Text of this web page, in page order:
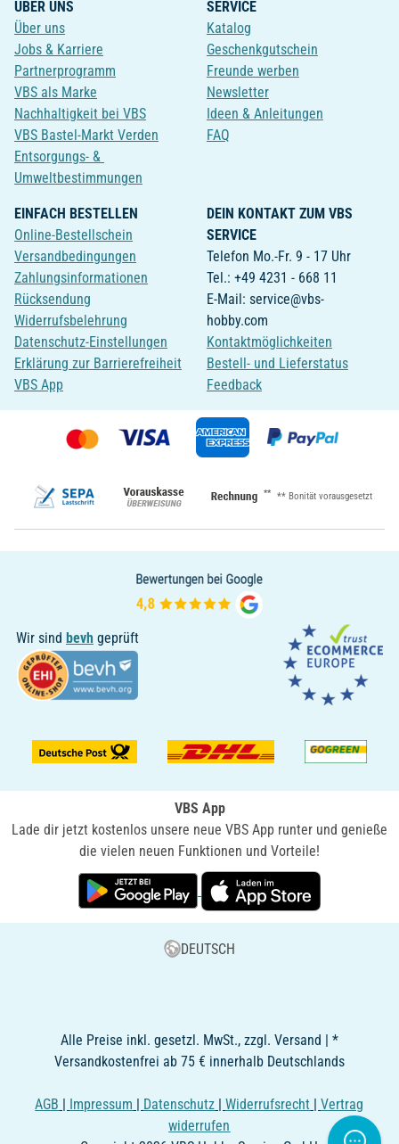
ÜBER UNS
Über uns
Jobs & Karriere
Partnerprogramm
VBS als Marke
Nachhaltigkeit bei VBS
VBS Bastel-Markt Verden
Entsorgungs- &
Umweltbestimmungen
SERVICE
Katalog
Geschenkgutschein
Freunde werben
Newsletter
Ideen & Anleitungen
FAQ
EINFACH BESTELLEN
Online-Bestellschein
Versandbedingungen
Zahlungsinformationen
Rücksendung
Widerrufsbelehrung
Datenschutz-Einstellungen
Erklärung zur Barrierefreiheit
VBS App
DEIN KONTAKT ZUM VBS
SERVICE
Telefon Mo.-Fr. 9 - 17 Uhr
Tel.: +49 4231 - 668 11
E-Mail: service@vbs-
hobby.com
Kontaktmöglichkeiten
Bestell- und Lieferstatus
Feedback
** ** Bonität vorausgesetzt
Wir sind bevh geprüft
VBS App
Lade dir jetzt kostenlos unsere neue VBS App runter und genieße
die vielen neuen Funktionen und Vorteile!
DEUTSCH
Alle Preise inkl. gesetzl. MwSt., zzgl. Versand | *
Versandkostenfrei ab 75 € innerhalb Deutschlands
AGB Impressum Datenschutz |Widerrufsrecht |Vertrag
widerrufen